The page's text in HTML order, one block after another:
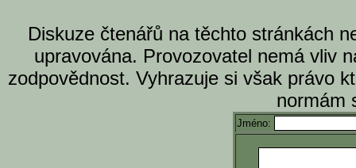
Diskuze čtenářů na těchto stránkách
upravována. Provozovatel nemá vliv
zodpovědnost. Vyhrazuje si však právo
normám
Jméno: